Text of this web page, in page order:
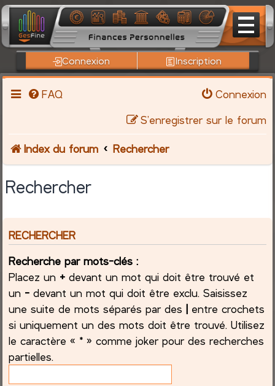
Connexion Inscription
FAQ
Connexion
S’enregistrer sur le forum
Index du forum Rechercher
Rechercher
RECHERCHER
Recherche par mots-clés :
Placez un + devant un mot qui doit être trouvé et
un - devant un mot qui doit être exclu. Saisissez
une suite de mots séparés par des | entre crochets
si uniquement un des mots doit être trouvé. Utilisez
le caractère « * » comme joker pour des recherches
partielles.